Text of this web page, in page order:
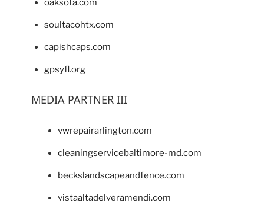
oaksofa.com
soultacohtx.com
capishcaps.com
gpsyfl.org
MEDIA PARTNER III
vwrepairarlington.com
cleaningservicebaltimore-md.com
beckslandscapeandfence.com
vistaaltadelveramendi.com